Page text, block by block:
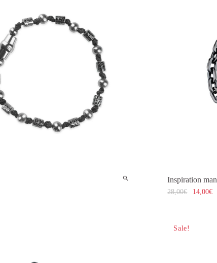
Inspiration man
28,00€ 14,00€
Sale!